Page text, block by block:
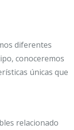
diferentes
conoceremos
únicas que
relacionado